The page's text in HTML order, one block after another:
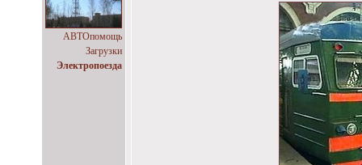
АВТОпомощь
Загрузки
Электропоезда